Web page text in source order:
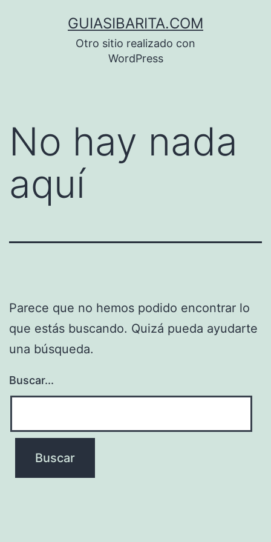
GUIASIBARITA.COM
Otro sitio realizado con
WordPress
No hay nada
aquí
Parece que no hemos podido encontrar lo
que estás buscando. Quizá pueda ayudarte
una búsqueda.
Buscar...